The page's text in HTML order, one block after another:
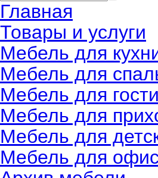
Главная
Товары и услуги
Мебель для
Мебель для
Мебель для
Мебель для
Мебель для
Мебель для